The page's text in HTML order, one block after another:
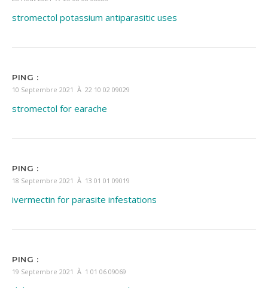
stromectol potassium antiparasitic uses
PING :
10 Septembre 2021 À 22 10 02 09029
stromectol for earache
PING :
18 Septembre 2021 À 13 01 01 09019
ivermectin for parasite infestations
PING :
19 Septembre 2021 À 1 01 06 09069